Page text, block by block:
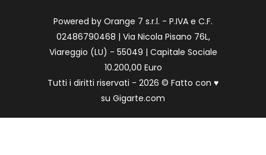
Powered by Orange 7 s.r.l. - P.IVA e C.F.
02486790468 | Via Nicola Pisano 76L,
Viareggio (LU) - 55049 | Capitale Sociale
10.200,00 Euro
Tutti i diritti riservati - 2026 © Fatto con ♥
su Gigarte.com